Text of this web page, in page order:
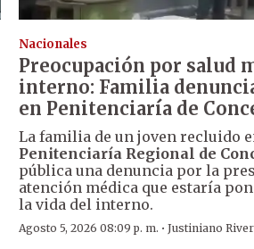
Nacionales
Preocupación por salud
interno: Familia
en Penitenciaría de
La familia de un joven recluido
Penitenciaría Regional de
pública una denuncia por la
atención médica que estaría
la vida del interno.
Agosto 5, 2026 08:09 p. m. · Justiniano